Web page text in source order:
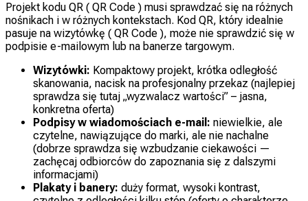
Projekt kodu QR ( QR Code ) musi sprawdzać się na różnych
nośnikach i w różnych kontekstach. Kod QR, który idealnie
pasuje na wizytówkę ( QR Code ), może nie sprawdzić się w
podpisie e-mailowym lub na banerze targowym.
Wizytówki: Kompaktowy projekt, krótka odległość
skanowania, nacisk na profesjonalny przekaz (najlepiej
sprawdza się tutaj „wyzwalacz wartości” – jasna,
konkretna oferta)
Podpisy w wiadomościach e-mail: niewielkie, ale
czytelne, nawiązujące do marki, ale nie nachalne
(dobrze sprawdza się wzbudzanie ciekawości —
zachęcaj odbiorców do zapoznania się z dalszymi
informacjami)
Plakaty i banery: duży format, wysoki kontrast,